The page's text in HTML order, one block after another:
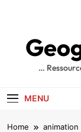
…
MENU
Home animation